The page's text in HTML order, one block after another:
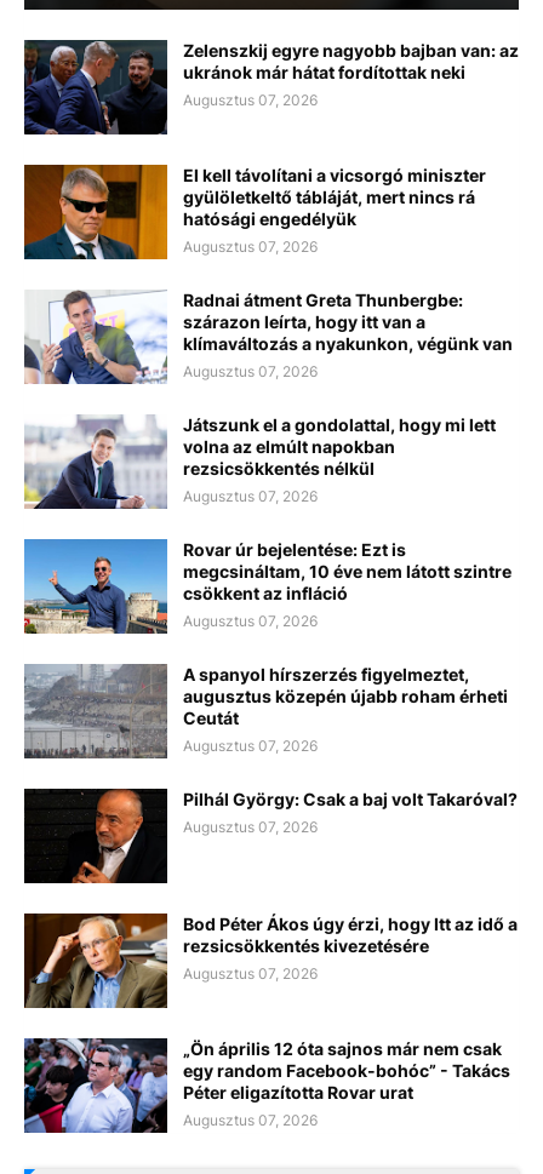
Zelenszkij egyre nagyobb bajban van: az
ukránok már hátat fordítottak neki
Augusztus 07, 2026
El kell távolítani a vicsorgó miniszter
gyülöletkeltő tábláját, mert nincs rá
hatósági engedélyük
Augusztus 07, 2026
Radnai átment Greta Thunbergbe:
szárazon leírta, hogy itt van a
klímaváltozás a nyakunkon, végünk van
Augusztus 07, 2026
Játszunk el a gondolattal, hogy mi lett
volna az elmúlt napokban
rezsicsökkentés nélkül
Augusztus 07, 2026
Rovar úr bejelentése: Ezt is
megcsináltam, 10 éve nem látott szintre
csökkent az infláció
Augusztus 07, 2026
A spanyol hírszerzés figyelmeztet,
augusztus közepén újabb roham érheti
Ceutát
Augusztus 07, 2026
Pilhál György: Csak a baj volt Takaróval?
Augusztus 07, 2026
Bod Péter Ákos úgy érzi, hogy Itt az idő a
rezsicsökkentés kivezetésére
Augusztus 07, 2026
„Ön április 12 óta sajnos már nem csak
egy random Facebook-bohóc” - Takács
Péter eligazította Rovar urat
Augusztus 07, 2026